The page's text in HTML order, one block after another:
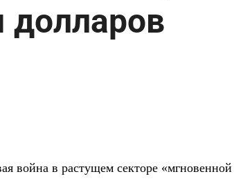
война в растущем секторе «мгновенной